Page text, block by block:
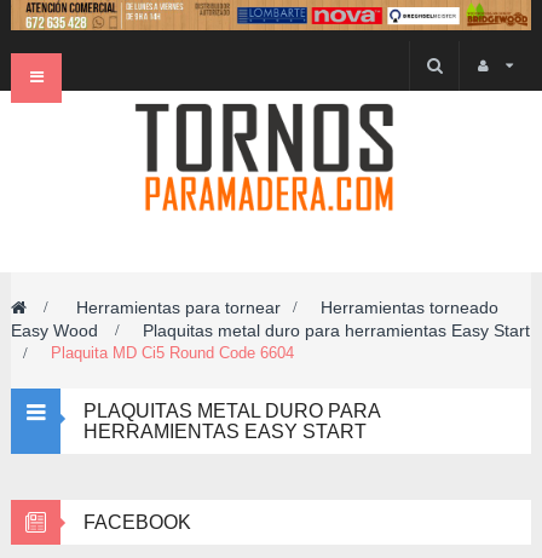
Navegación
> Herramientas para tornear >
Herramientas torneado
Easy Wood
> Plaquitas metal duro para herramientas Easy Start
> Plaquita MD Ci5 Round Code 6604
PLAQUITAS METAL DURO PARA
HERRAMIENTAS EASY START
FACEBOOK